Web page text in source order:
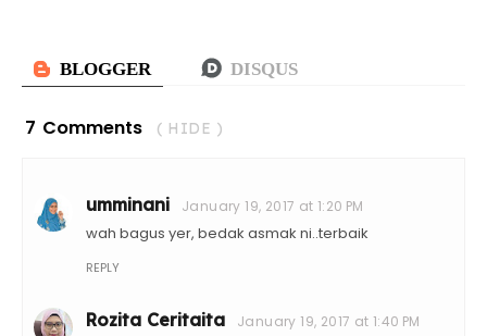
7 Comments ( HIDE )
umminani January 19, 2017 at 1:20 PM
wah bagus yer, bedak asmak ni..terbaik
REPLY
Rozita Ceritaita January 19, 2017 at 1:40 PM